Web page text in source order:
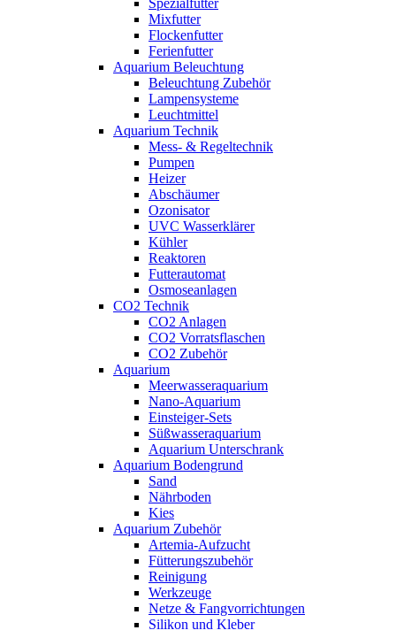
Spezialfutter
Mixfutter
Flockenfutter
Ferienfutter
Aquarium Beleuchtung
Beleuchtung Zubehör
Lampensysteme
Leuchtmittel
Aquarium Technik
Mess- & Regeltechnik
Pumpen
Heizer
Abschäumer
Ozonisator
UVC Wasserklärer
Kühler
Reaktoren
Futterautomat
Osmoseanlagen
CO2 Technik
CO2 Anlagen
CO2 Vorratsflaschen
CO2 Zubehör
Aquarium
Meerwasseraquarium
Nano-Aquarium
Einsteiger-Sets
Süßwasseraquarium
Aquarium Unterschrank
Aquarium Bodengrund
Sand
Nährboden
Kies
Aquarium Zubehör
Artemia-Aufzucht
Fütterungszubehör
Reinigung
Werkzeuge
Netze & Fangvorrichtungen
Silikon und Kleber